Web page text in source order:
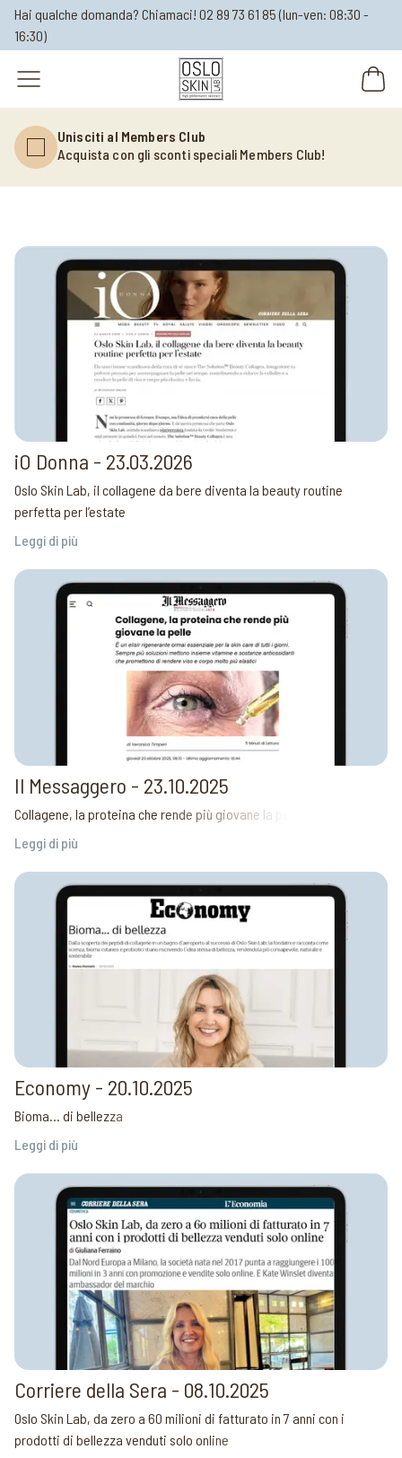
Hai qualche domanda? Chiamaci! 02 89 73 61 85(lun-ven: 08:30 -
16:30)
open navigation menu
Unisciti al Members Club
Acquista con gli sconti speciali Members Club!
iO Donna - 23.03.2026
Oslo Skin Lab, il collagene da bere diventa la beauty routine
perfetta per l’estate
Leggi di più
Il Messaggero - 23.10.2025
Collagene, la proteina che rende più giovane la pelle
Leggi di più
Economy - 20.10.2025
Bioma... di bellezza
Leggi di più
Corriere della Sera - 08.10.2025
Oslo Skin Lab, da zero a 60 milioni di fatturato in 7 anni con i
prodotti di bellezza venduti solo online